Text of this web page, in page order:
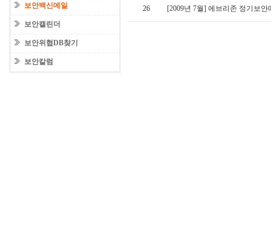
보안백신메일
보안캘린더
보안위협DB찾기
보안칼럼
26 [2009년 7월] 에브리존 정기보안